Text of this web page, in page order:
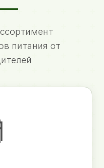
питания от